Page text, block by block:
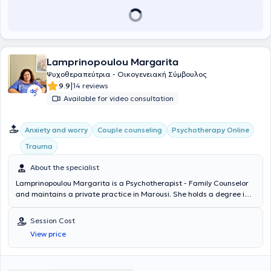
Lamprinopoulou Margarita
Ψυχοθεραπεύτρια - Οικογενειακή Σύμβουλος
9.9|14 reviews
Available for video consultation
Anxiety and worry Couple counseling
Psychotherapy Online
Trauma
About the specialist
Lamprinopoulou Margarita is a Psychotherapist - Family Counselor
and maintains a private practice in Marousi. She holds a degree in
Art and Science from Deree College. She is a certified therapist in
the "Walking in your shoes" method and has attended educational
and experiential training seminars related to mental health at the
Laboratory for the Exploration of Human Relations. She has served
Session Cost
View price